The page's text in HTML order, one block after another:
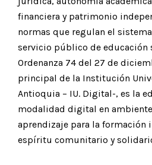
financiera y patrimonio
normas que regulan el
servicio público de educación
Ordenanza 74 del 27 de
principal de la Institución
Antioquia – IU. Digital-, es la
modalidad digital en
aprendizaje para la formación
espíritu comunitario y